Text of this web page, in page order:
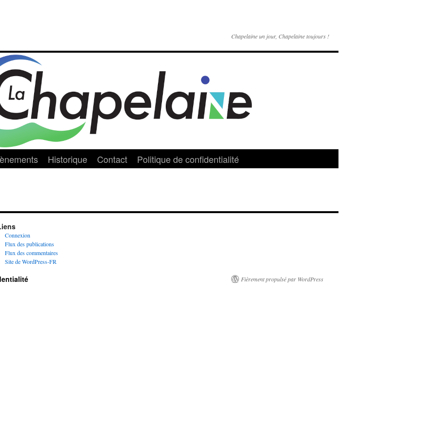
Chapelaine un jour, Chapelaine toujours !
Historique Contact Politique de confidentialité
Connexion
Flux des publications
Flux des commentaires
Site de WordPress-FR
Fièrement propulsé par WordPress